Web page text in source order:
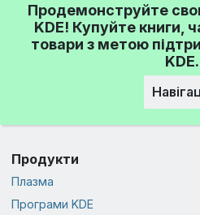
Продемонструйте
KDE! Купуйте книги,
товари з метою
KDE.
Продукти
Плазма
Програми KDE